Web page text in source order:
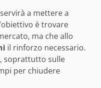
a mettere a
è trovare
ma che allo
il rinforzo necessario.
soprattutto sulle
per chiudere